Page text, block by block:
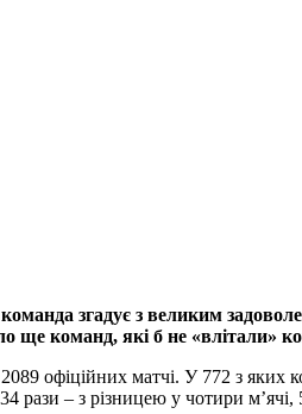
згадує з великим
ще команд, які б не «влітали»
офіційних матчі. У 772 з
рази – з різницею у чотири